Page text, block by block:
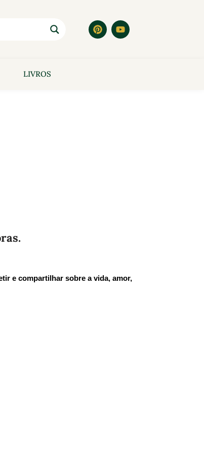
LIVROS
e compartilhar sobre a vida, amor,